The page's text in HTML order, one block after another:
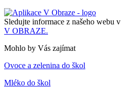
Sledujte informace z našeho webu v
V OBRAZE.
Mohlo by Vás zajímat
Ovoce a zelenina do škol
Mléko do škol